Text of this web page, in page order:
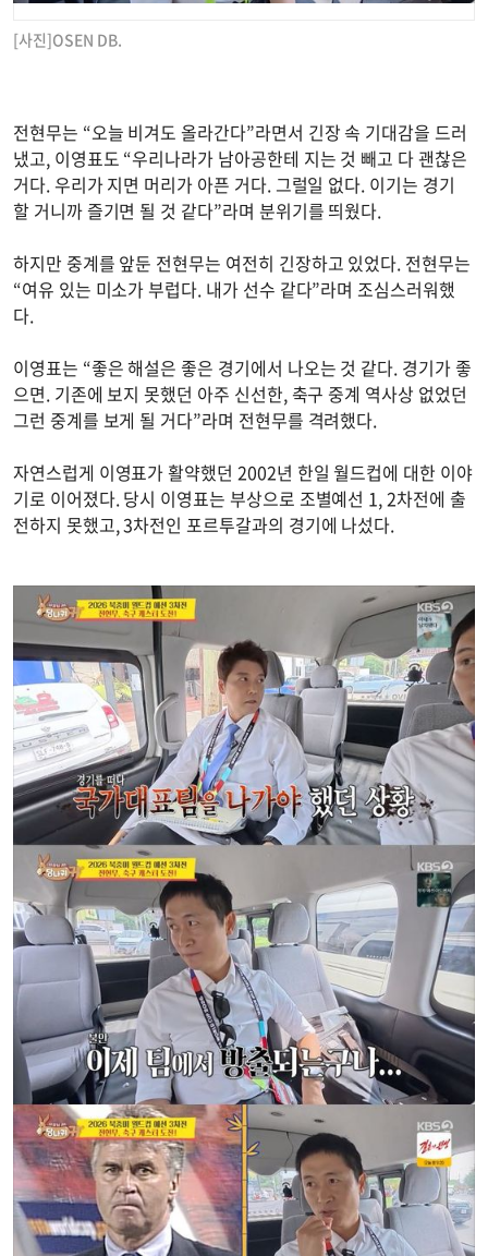
[사진]OSEN DB.
전현무는 “오늘 비겨도 올라간다”라면서 긴장 속 기대감을 드러
냈고, 이영표도 “우리나라가 남아공한테 지는 것 빼고 다 괜찮은
거다. 우리가 지면 머리가 아픈 거다. 그럴일 없다. 이기는 경기
할 거니까 즐기면 될 것 같다”라며 분위기를 띄웠다.
하지만 중계를 앞둔 전현무는 여전히 긴장하고 있었다. 전현무는
“여유 있는 미소가 부럽다. 내가 선수 같다”라며 조심스러워했
다.
이영표는 “좋은 해설은 좋은 경기에서 나오는 것 같다. 경기가 좋
으면. 기존에 보지 못했던 아주 신선한, 축구 중계 역사상 없었던
그런 중계를 보게 될 거다”라며 전현무를 격려했다.
자연스럽게 이영표가 활약했던 2002년 한일 월드컵에 대한 이야
기로 이어졌다. 당시 이영표는 부상으로 조별예선 1, 2차전에 출
전하지 못했고, 3차전인 포르투갈과의 경기에 나섰다.